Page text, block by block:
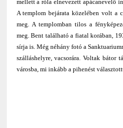
mellett a róla elnevezett apácanevelő
A templom bejárata közelében volt a
meg. A templomban tilos a
meg. Bent található a fiatal korában,
sírja is. Még néhány fotó a
szálláshelyre, vacsorára. Voltak bátor
városba, mi inkább a pihenést